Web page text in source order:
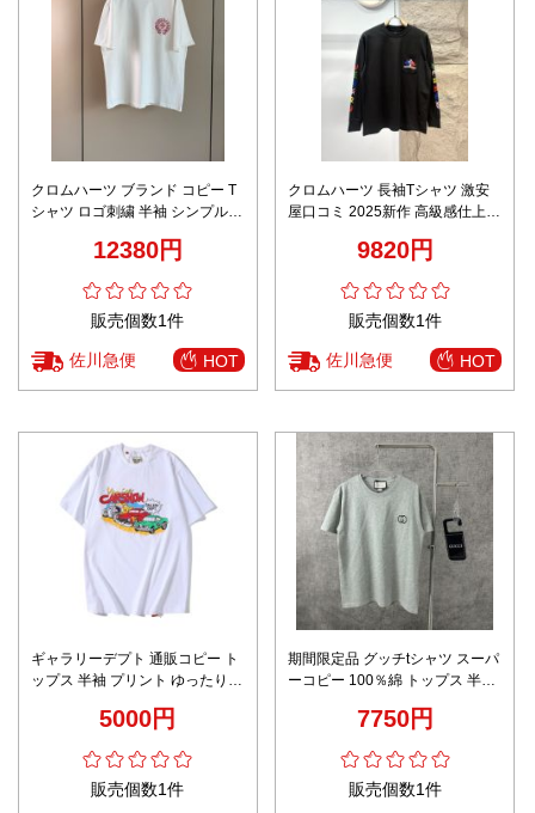
クロムハーツ ブランド コピー T
シャツ ロゴ刺繍 半袖 シンプルデ
12380円
販売個数1件
佐川急便 HOT
クロムハーツ 長袖Tシャツ 激安
屋口コミ 2025新作 高級感仕上げ
9820円
販売個数1件
佐川急便 HOT
ギャラリーデプト 通販コピー ト
ップス 半袖 プリント ゆったり
5000円
販売個数1件
期間限定品 グッチtシャツ スーパ
ーコピー 100％綿 トップス 半袖
プル グレイ7750円
販売個数1件